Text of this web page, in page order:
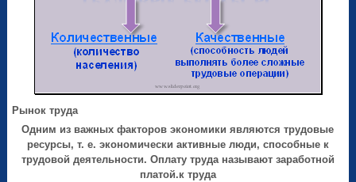
Рынок труда
Одним из важных факторов экономики являютсятрудовые
ресурсы, т. е. экономически активные люди, способные к
трудовой деятельности. Оплату труда называют заработной
платой.к труда